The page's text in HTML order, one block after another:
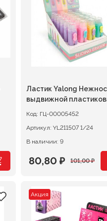
112,00 ₽.
Ластик Yalong
выдвижной
Код: ГЦ-00005452
Артикул:
YL211507 1/24
В наличии: 9
101,00₽
Первоначальная
составляла
101,00 ₽.
80,80 ₽
Текущая
80,80 ₽.
Акция